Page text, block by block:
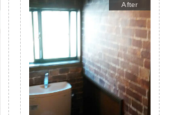
After